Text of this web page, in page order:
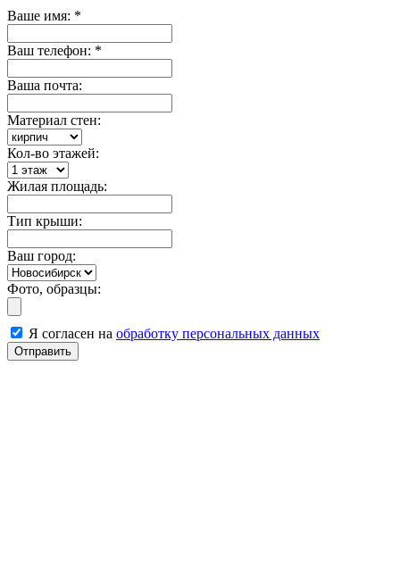
Ваше имя: *
Ваш телефон: *
Ваша почта:
Материал стен:
Кол-во этажей:
Жилая площадь:
Тип крыши:
Ваш город:
Фото, образцы:
Я согласен на обработку персональных данных
Отправить